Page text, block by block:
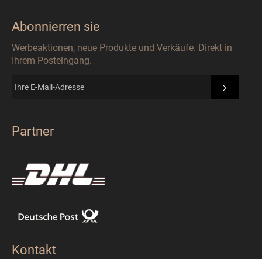
Abonnierren sie
Werbeaktionen, neue Produkte und Verkäufe. Direkt in
Ihrem Posteingang.
Partner
Kontakt